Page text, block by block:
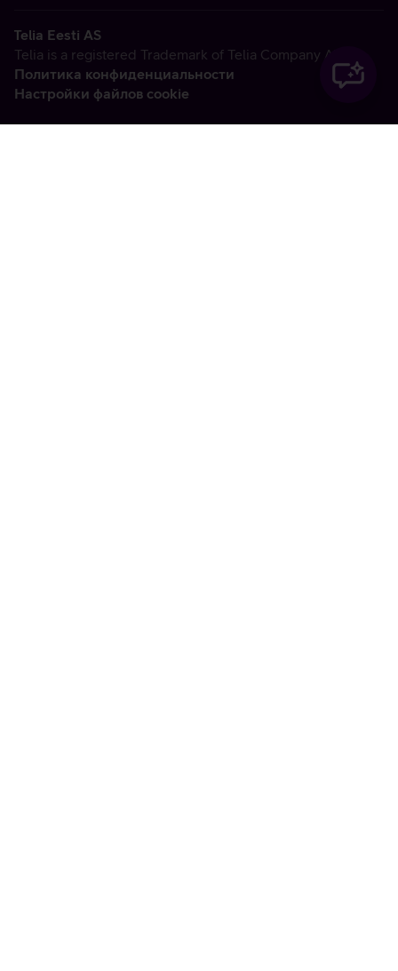
Telia Eesti AS
Telia is a registered Trademark of Telia Company AB
Политика конфиденциальности
Настройки файлов cookie